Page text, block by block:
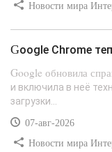
Новости мира
Google Chrome
Google обновила
и включила в неё
загрузки...
07-авг-2026
Новости мира